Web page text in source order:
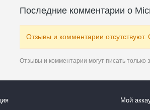
Последние комментарии о
Отзывы и комментарии отсутствуют.
Отзывы и комментарии могут писать только
Мой